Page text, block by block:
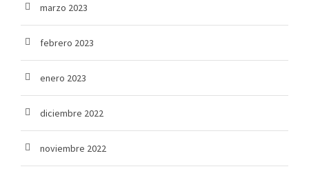
marzo 2023
febrero 2023
enero 2023
diciembre 2022
noviembre 2022